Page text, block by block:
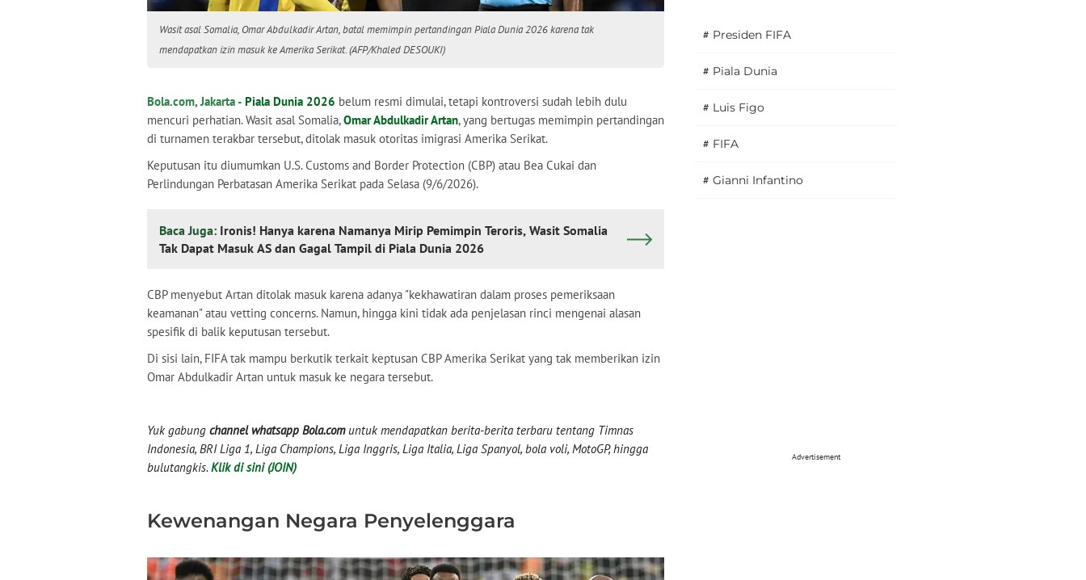
Wasit asal Somalia, Omar Abdulkadir Artan, batal memimpin pertandingan Piala Dunia 2026 karena tak
mendapatkan izin masuk ke Amerika Serikat. (AFP/Khaled DESOUKI)
Bola.com, Jakarta - Piala Dunia 2026 belum resmi dimulai, tetapi kontroversi sudah lebih dulu
mencuri perhatian. Wasit asal Somalia,Omar Abdulkadir Artan, yang bertugas memimpin pertandingan
di turnamen terakbar tersebut, ditolak masuk otoritas imigrasi Amerika Serikat.
Keputusan itu diumumkan U.S. Customs and Border Protection (CBP) atau Bea Cukai dan
Perlindungan Perbatasan Amerika Serikat pada Selasa (9/6/2026).
Baca Juga: Ironis! Hanya karena Namanya Mirip Pemimpin Teroris, Wasit Somalia
Tak Dapat Masuk AS dan Gagal Tampil di Piala Dunia 2026
CBP menyebut Artan ditolak masuk karena adanya "kekhawatiran dalam proses pemeriksaan
keamanan" atau vetting concerns. Namun, hingga kini tidak ada penjelasan rinci mengenai alasan
spesifik di balik keputusan tersebut.
Di sisi lain, FIFA tak mampu berkutik terkait keptusan CBP Amerika Serikat yang tak memberikan izin
Omar Abdulkadir Artan untuk masuk ke negara tersebut.
Yuk gabung channel whatsapp Bola.comuntuk mendapatkan berita-berita terbaru tentang Timnas
Indonesia, BRI Liga 1, Liga Champions, Liga Inggris, Liga Italia, Liga Spanyol, bola voli, MotoGP, hingga
bulutangkis. Klik di sini (JOIN)
Kewenangan Negara Penyelenggara
# Presiden FIFA
# Piala Dunia
# Luis Figo
# FIFA
# Gianni Infantino
Advertisement